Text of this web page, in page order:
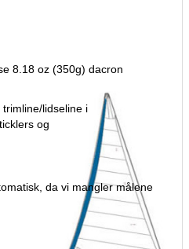
8.18 oz (350g) dacron
lidseline i
og
da vi mangler målene